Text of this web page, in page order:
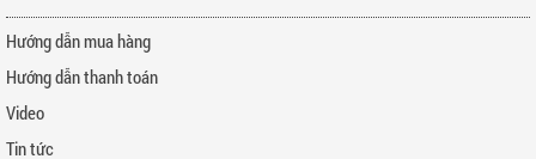
Hướng dẫn mua hàng
Hướng dẫn thanh toán
Video
Tin tức